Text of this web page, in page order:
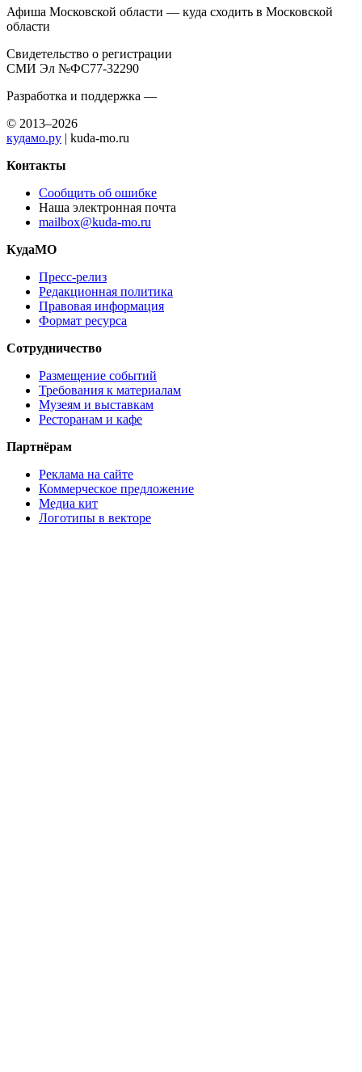
Афиша Московской области — куда сходить в Московской
области
Свидетельство о регистрации
СМИ Эл №ФС77-32290
Разработка и поддержка —
© 2013–2026
кудамо.ру | kuda-mo.ru
Контакты
Сообщить об ошибке
Наша электронная почта
mailbox@kuda-mo.ru
КудаМО
Пресс-релиз
Редакционная политика
Правовая информация
Формат ресурса
Сотрудничество
Размещение событий
Требования к материалам
Музеям и выставкам
Ресторанам и кафе
Партнёрам
Реклама на сайте
Коммерческое предложение
Медиа кит
Логотипы в векторе